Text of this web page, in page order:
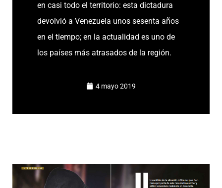
en casi todo el territorio: esta dictadura
devolvió a Venezuela unos sesenta años
en el tiempo; en la actualidad es uno de
los países más atrasados de la región.
4 mayo 2019